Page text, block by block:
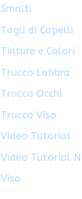
Smalti
Tagli di Capelli
Tinture e Colori
Trucco Labbra
Trucco Occhi
Trucco Viso
Video Tutorial
Video Tutorial
Viso